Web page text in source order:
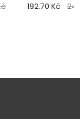
192.70 Kč